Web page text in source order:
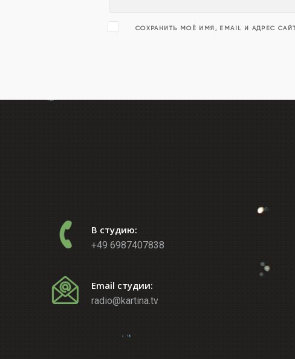
СОХРАНИТЬ МОЁ ИМЯ, EMAIL И АДРЕС
В студию:
+49 6987407838
Email студии:
radio@kartina.tv